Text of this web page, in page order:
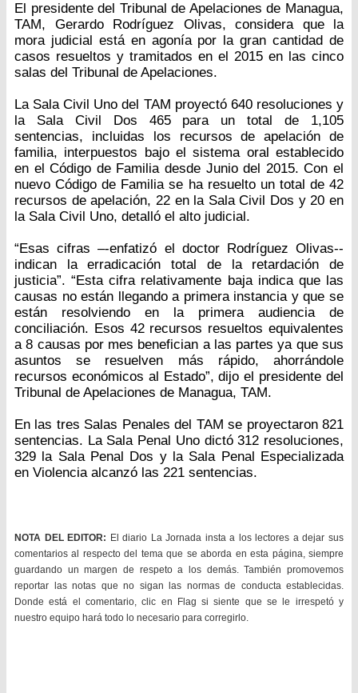
El presidente del Tribunal de Apelaciones de Managua,
TAM, Gerardo Rodríguez Olivas, considera que la
mora judicial está en agonía por la gran cantidad de
casos resueltos y tramitados en el 2015 en las cinco
salas del Tribunal de Apelaciones.
La Sala Civil Uno del TAM proyectó 640 resoluciones y
la Sala Civil Dos 465 para un total de 1,105
sentencias, incluidas los recursos de apelación de
familia, interpuestos bajo el sistema oral establecido
en el Código de Familia desde Junio del 2015. Con el
nuevo Código de Familia se ha resuelto un total de 42
recursos de apelación, 22 en la Sala Civil Dos y 20 en
la Sala Civil Uno, detalló el alto judicial.
“Esas cifras –-enfatizó el doctor Rodríguez Olivas--
indican la erradicación total de la retardación de
justicia”. “Esta cifra relativamente baja indica que las
causas no están llegando a primera instancia y que se
están resolviendo en la primera audiencia de
conciliación. Esos 42 recursos resueltos equivalentes
a 8 causas por mes benefician a las partes ya que sus
asuntos se resuelven más rápido, ahorrándole
recursos económicos al Estado”, dijo el presidente del
Tribunal de Apelaciones de Managua, TAM.
En las tres Salas Penales del TAM se proyectaron 821
sentencias. La Sala Penal Uno dictó 312 resoluciones,
329 la Sala Penal Dos y la Sala Penal Especializada
en Violencia alcanzó las 221 sentencias.
NOTA DEL EDITOR: El diario La Jornada insta a los lectores a dejar sus
comentarios al respecto del tema que se aborda en esta página, siempre
guardando un margen de respeto a los demás. También promovemos
reportar las notas que no sigan las normas de conducta establecidas.
Donde está el comentario, clic en Flag si siente que se le irrespetó y
nuestro equipo hará todo lo necesario para corregirlo.